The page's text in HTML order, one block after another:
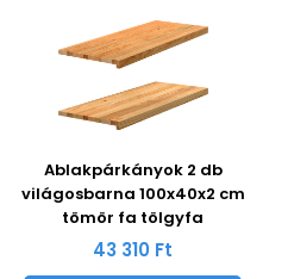
Ablakpárkányok 2 db
világosbarna 100x40x2 cm
tömör fa tölgyfa
43 310 Ft